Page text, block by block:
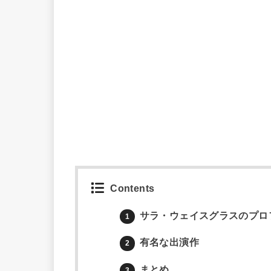
Contents
1 サラ・ウェイスグラスのプロ
2 有名な出演作